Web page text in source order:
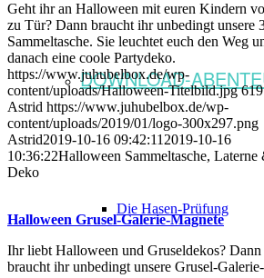
DOWNLOAD-
Die Hasen-Prüfung
Geht ihr an Halloween mit euren Kindern
zu Tür? Dann braucht ihr unbedingt unsere
Sammeltasche. Sie leuchtet euch den Weg
danach eine coole Partydeko.
https://www.juhubelbox.de/wp-
content/uploads/Halloween-Titelbild.jpg 619
Astrid https://www.juhubelbox.de/wp-
content/uploads/2019/01/logo-300x297.png
Astrid2019-10-16 09:42:11 2019-10-16
10:36:22Halloween Sammeltasche, Laterne
Deko
Halloween Grusel-Galerie-Magnete
Ihr liebt Halloween und Gruseldekos? Dann
braucht ihr unbedingt unsere Grusel-Galerie-